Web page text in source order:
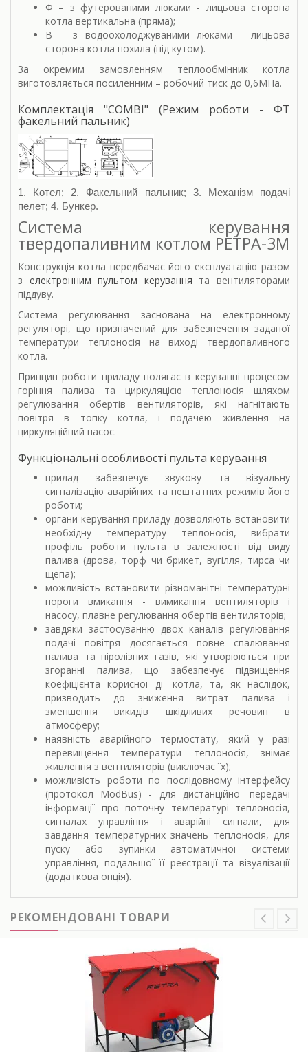
Ф – з футерованими люками - лицьова сторона
котла вертикальна (пряма);
В – з водоохолоджуваними люками - лицьова
сторона котла похила (під кутом).
За окремим замовленням теплообмінник котла
виготовляється посиленним – робочий тиск до 0,6МПа.
Комплектація "COMBI" (Режим роботи - ФТ
факельний пальник)
1. Котел; 2. Факельний пальник; 3. Механізм подачі
пелет; 4. Бункер.
Система керування
твердопаливним котлом РЕТРА-3М
Конструкція котла передбачає його експлуатацію разом
з електронним пультом керування та вентиляторами
піддуву.
Система регулювання заснована на електронному
регуляторі, що призначений для забезпечення заданої
температури теплоносія на виході твердопаливного
котла.
Принцип роботи приладу полягає в керуванні процесом
горіння палива та циркуляцією теплоносія шляхом
регулювання обертів вентиляторів, які нагнітають
повітря в топку котла, і подачею живлення на
циркуляційний насос.
Функціональні особливості пульта керування
прилад забезпечує звукову та візуальну
сигналізацію аварійних та нештатних режимів його
роботи;
органи керування приладу дозволяють встановити
необхідну температуру теплоносія, вибрати
профіль роботи пульта в залежності від виду
палива (дрова, торф чи брикет, вугілля, тирса чи
щепа);
можливість встановити різноманітні температурні
пороги вмикання - вимикання вентиляторів і
насосу, плавне регулювання обертів вентиляторів;
завдяки застосуванню двох каналів регулювання
подачі повітря досягається повне спалювання
палива та піролізних газів, які утворюються при
згоранні палива, що забезпечує підвищення
коефіцієнта корисної дії котла, та, як наслідок,
призводить до зниження витрат палива і
зменшення викидів шкідливих речовин в
атмосферу;
наявність аварійного термостату, який у разі
перевищення температури теплоносія, знімає
живлення з вентиляторів (виключає їх);
можливість роботи по послідовному інтерфейсу
(протокол ModBus) - для дистанційної передачі
інформації про поточну температурі теплоносія,
сигналах управління і аварійні сигнали, для
завдання температурних значень теплоносія, для
пуску або зупинки автоматичної системи
управління, подальшої її реєстрації та візуалізації
(додаткова опція).
РЕКОМЕНДОВАНІ ТОВАРИ